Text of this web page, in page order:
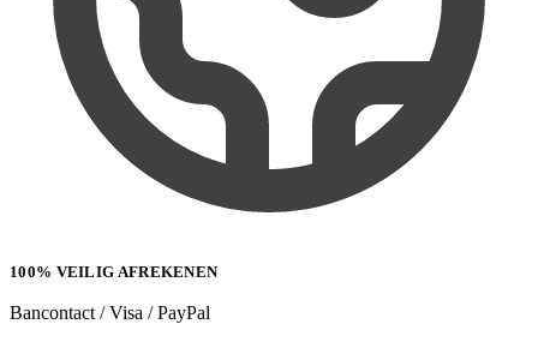
100% VEILIG AFREKENEN
Bancontact / Visa / PayPal